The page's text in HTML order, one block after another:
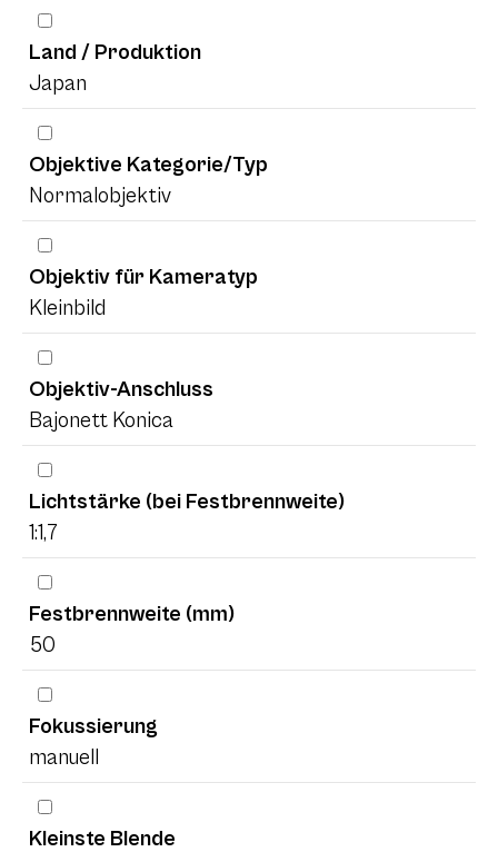
Land / Produktion
Japan
Objektive Kategorie/Typ
Normalobjektiv
Objektiv für Kameratyp
Kleinbild
Objektiv-Anschluss
Bajonett Konica
Lichtstärke (bei Festbrennweite)
1:1,7
Festbrennweite (mm)
50
Fokussierung
manuell
Kleinste Blende